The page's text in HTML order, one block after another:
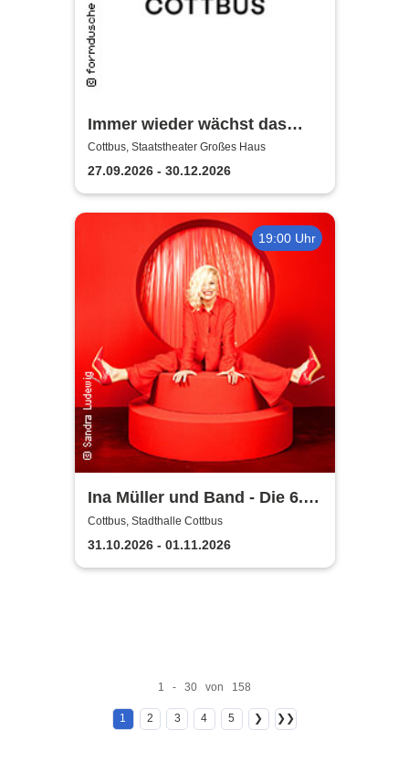
Immer wieder wächst das
Gras - Staatstheater Cottbus
Cottbus, Staatstheater Großes Haus
27.09.2026 - 30.12.2026
19:00 Uhr
Ina Müller und Band - Die 6.0
Tour
Cottbus, Stadthalle Cottbus
31.10.2026 - 01.11.2026
1 - 30 von 158
1 2 3 4 5 ❯ ❯❯